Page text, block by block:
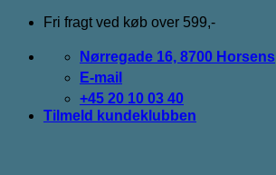
Fortsæt
indhold
Fri fragt ved køb over 599,-
Nørregade 16, 8700 Horsens
E-mail
+45 20 10 03 40
Tilmeld kundeklubben